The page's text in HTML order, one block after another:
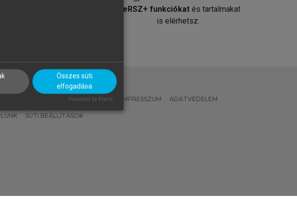
MeRSZ+ funkciókat és tartalmakat
is elérhetsz.
MI – ÁLTALÁNOS IRÁNYELVEK IMPRESSZUM ADATVÉDELEM
SÜTI BEÁLLÍTÁSOK
Összes süti
elfogadása
Powered by Klaro!